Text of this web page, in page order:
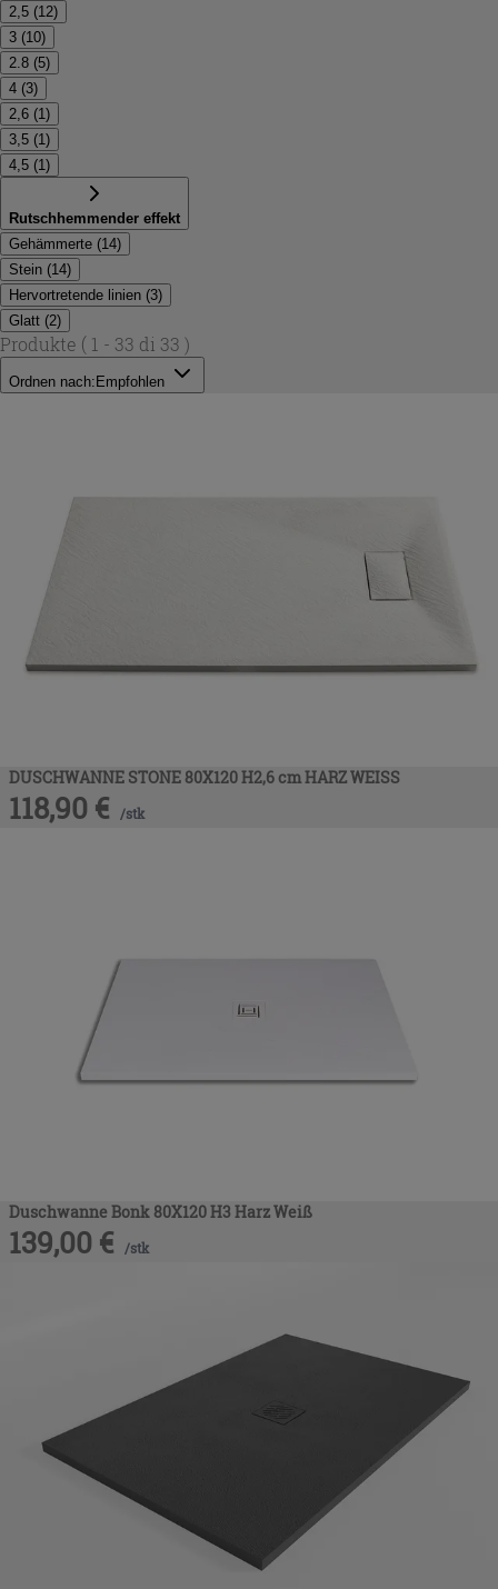
2,5 (12)
3 (10)
2.8 (5)
4 (3)
2,6 (1 )
3,5 (1 )
4,5 (1 )
Rutschhemmender effekt
Gehämmerte (14)
Stein (14)
Hervortretende linien (3)
Glatt (2)
Produkte ( 1 - 33 di 33 )
Ordnen nach: Empfohlen
DUSCHWANNE STONE 80X120 H2,6 cm HARZ WEISS
118,90 € /stk
Duschwanne Bonk 80X120 H3 Harz Weiß
139,00 € /stk